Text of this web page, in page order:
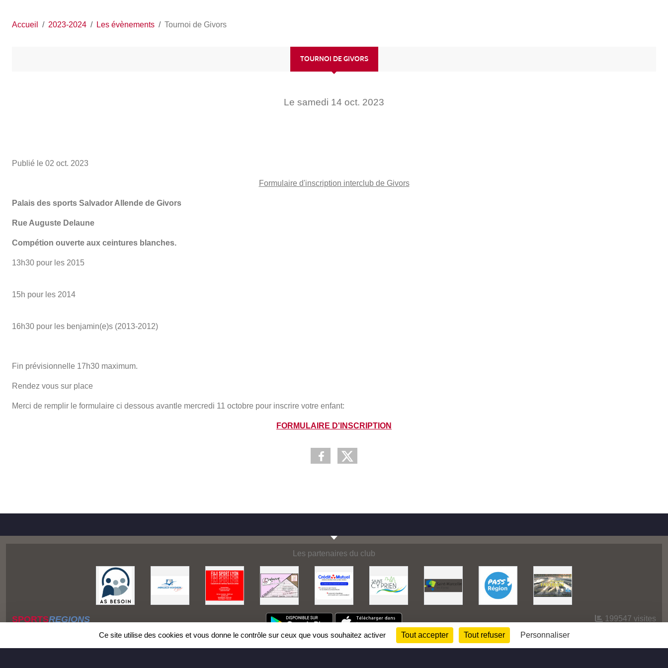
Accueil 2023-2024 Les évènements Tournoi de Givors
TOURNOI DE GIVORS
Le samedi 14 oct. 2023
Publié le 02 oct. 2023
Formulaire d'inscription interclub de Givors
Palais des sports Salvador Allende de Givors
Rue Auguste Delaune
Compétion ouverte aux ceintures blanches.
13h30 pour les 2015
15h pour les 2014
16h30 pour les benjamin(e)s (2013-2012)
Fin prévisionnelle 17h30 maximum.
Rendez vous sur place
Merci de remplir le formulaire ci dessous avantle mercredi 11 octobre pour inscrire votre enfant:
FORMULAIRE D'INSCRIPTION
Les partenaires du club
SPORTSREGIONS 199547 visites
Ce site utilise des cookies et vous donne le contrôle sur ceux que vous souhaitez activer Tout accepter Tout refuser Personnaliser